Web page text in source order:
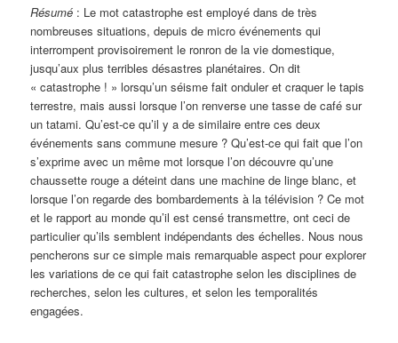
Résumé : Le mot catastrophe est employé dans de très
nombreuses situations, depuis de micro événements qui
interrompent provisoirement le ronron de la vie domestique,
jusqu’aux plus terribles désastres planétaires. On dit
« catastrophe ! » lorsqu’un séisme fait onduler et craquer le tapis
terrestre, mais aussi lorsque l’on renverse une tasse de café sur
un tatami. Qu’est-ce qu’il y a de similaire entre ces deux
événements sans commune mesure ? Qu’est-ce qui fait que l’on
s’exprime avec un même mot lorsque l’on découvre qu’une
chaussette rouge a déteint dans une machine de linge blanc, et
lorsque l’on regarde des bombardements à la télévision ? Ce mot
et le rapport au monde qu’il est censé transmettre, ont ceci de
particulier qu’ils semblent indépendants des échelles. Nous nous
pencherons sur ce simple mais remarquable aspect pour explorer
les variations de ce qui fait catastrophe selon les disciplines de
recherches, selon les cultures, et selon les temporalités
engagées.